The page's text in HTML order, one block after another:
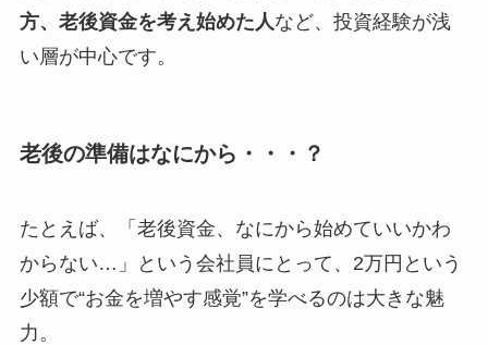
方、老後資金を考え始めた人など、投資経験が浅
い層が中心です。
老後の準備はなにから・・・？
たとえば、「老後資金、なにから始めていいかわ
からない…」という会社員にとって、2万円という
少額で“お金を増やす感覚”を学べるのは大きな魅
力。